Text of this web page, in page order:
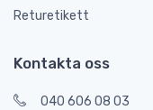
Returetikett
Kontakta oss
040 606 08 03